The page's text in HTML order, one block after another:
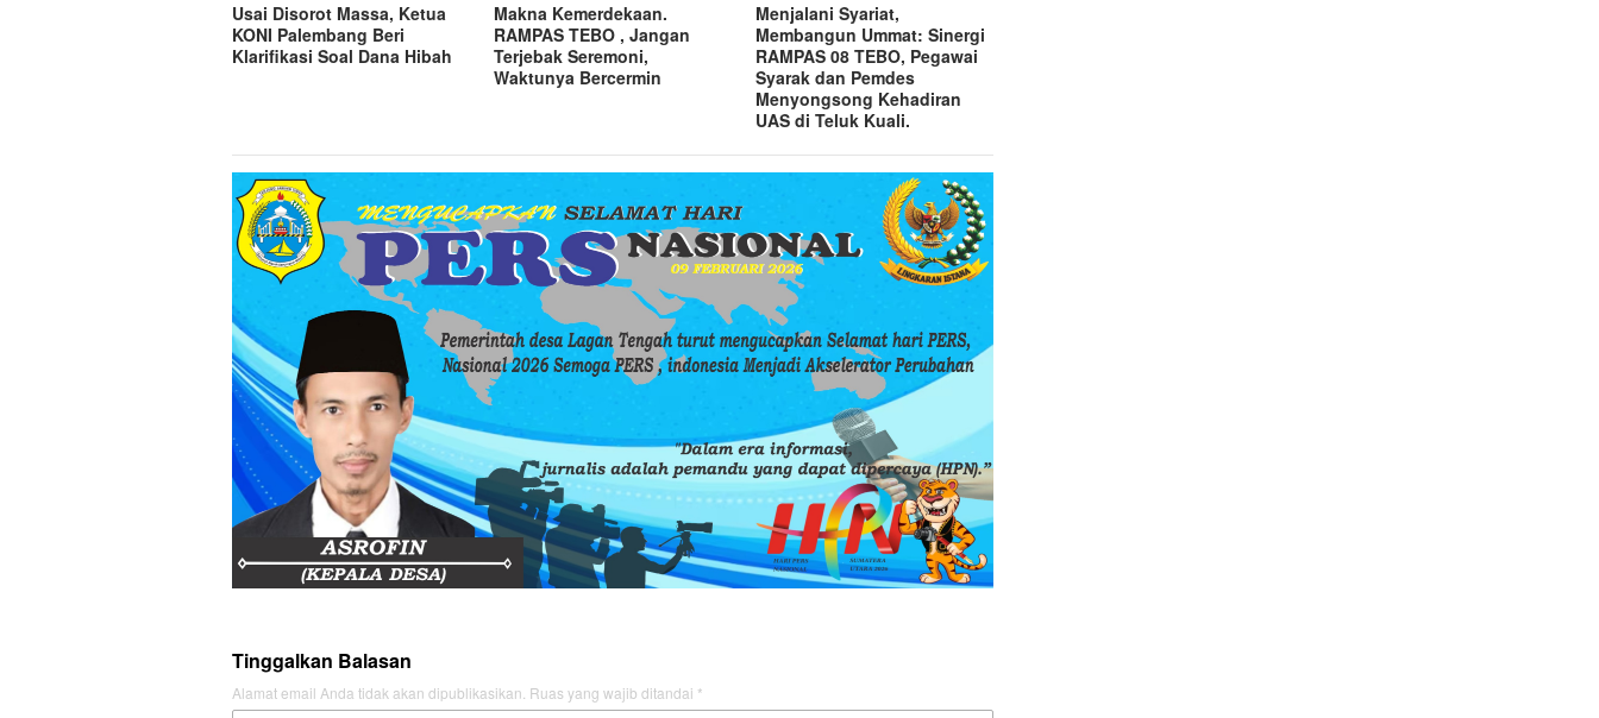
Usai Disorot Massa, Ketua
KONI Palembang Beri
Klarifikasi Soal Dana Hibah
Makna Kemerdekaan.
RAMPAS TEBO , Jangan
Terjebak Seremoni,
Waktunya Bercermin
​Menjalani Syariat,
Membangun Ummat: Sinergi
RAMPAS 08 TEBO, Pegawai
Syarak dan Pemdes
Menyongsong Kehadiran
UAS di Teluk Kuali.
Tinggalkan Balasan
Alamat email Anda tidak akan dipublikasikan. Ruas yang wajib ditandai *